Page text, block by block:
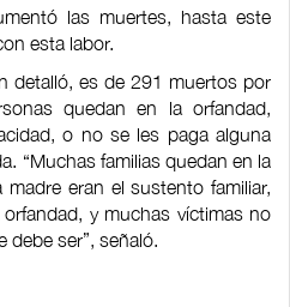
las muertes, hasta este
esta labor.
detalló, es de 291 muertos por
quedan en la orfandad,
o no se les paga alguna
“Muchas familias quedan en la
eran el sustento familiar,
y muchas víctimas no
debe ser”, señaló.